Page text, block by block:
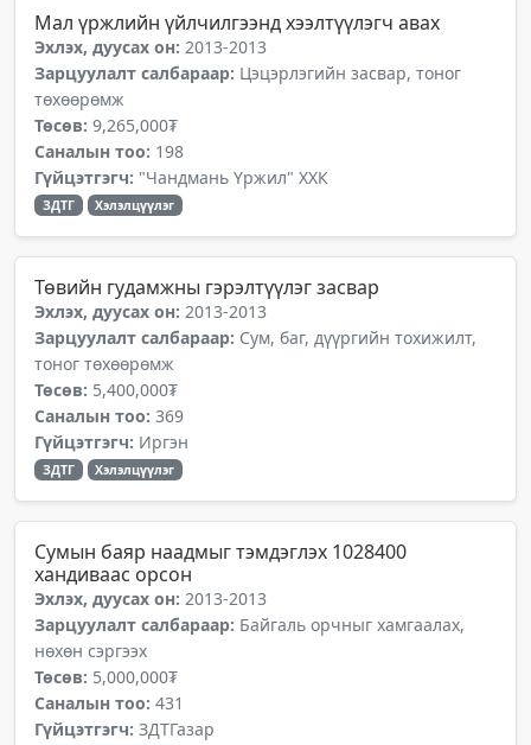
Мал үржлийн үйлчилгээнд хээлтүүлэгч авах
Эхлэх, дуусах он: 2013-2013
Зарцуулалт салбараар: Цэцэрлэгийн засвар, тоног
төхөөрөмж
Төсөв: 9,265,000₮
Саналын тоо: 198
Гүйцэтгэгч: "Чандмань Үржил" ХХК
ЗДТГ Хэлэлцүүлэг
Төвийн гудамжны гэрэлтүүлэг засвар
Эхлэх, дуусах он: 2013-2013
Зарцуулалт салбараар: Сум, баг, дүүргийн тохижилт,
тоног төхөөрөмж
Төсөв: 5,400,000₮
Саналын тоо: 369
Гүйцэтгэгч: Иргэн
ЗДТГ Хэлэлцүүлэг
Сумын баяр наадмыг тэмдэглэх 1028400
хандиваас орсон
Эхлэх, дуусах он: 2013-2013
Зарцуулалт салбараар: Байгаль орчныг хамгаалах,
нөхөн сэргээх
Төсөв: 5,000,000₮
Саналын тоо: 431
Гүйцэтгэгч: ЗДТГазар